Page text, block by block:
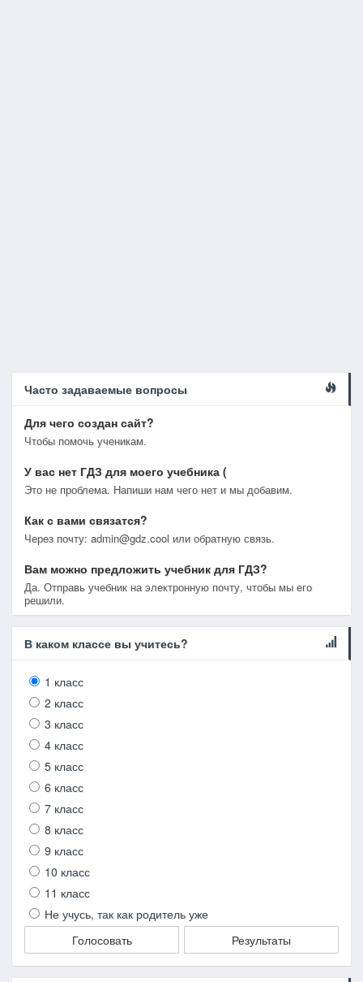
Часто задаваемые вопросы
Для чего создан сайт?
Чтобы помочь ученикам.
У вас нет ГДЗ для моего учебника (
Это не проблема. Напиши нам чего нет и мы добавим.
Как с вами связатся?
Через почту: admin@gdz.cool или обратную связь.
Вам можно предложить учебник для ГДЗ?
Да. Отправь учебник на электронную почту, чтобы мы его
решили.
В каком классе вы учитесь?
1 класс
2 класс
3 класс
4 класс
5 класс
6 класс
7 класс
8 класс
9 класс
10 класс
11 класс
Не учусь, так как родитель уже
Голосовать
Результаты